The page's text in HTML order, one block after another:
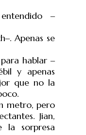
‒
‒. Apenas se
hablar‒
y apenas
que no la
metro, pero
Jian,
la sorpresa